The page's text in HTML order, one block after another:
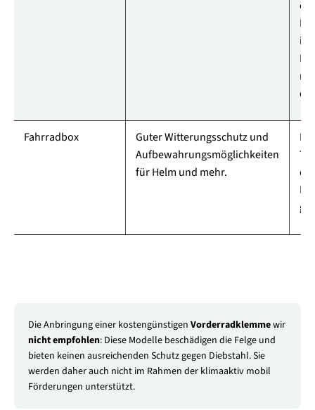
ist
Fahrradbox
Guter Witterungsschutz und
Aufbewahrungsmöglichkeiten
für Helm und mehr.
Die Anbringung einer kostengünstigen Vorderradklemmewir
nicht empfohlen: Diese Modelle beschädigen die Felge und
bieten keinen ausreichenden Schutz gegen Diebstahl. Sie
werden daher auch nicht im Rahmen der klimaaktiv mobil
Förderungen unterstützt.